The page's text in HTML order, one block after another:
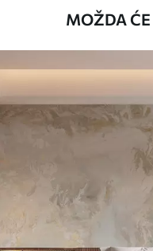
Način primjene
Standard
.00 .00 /m²
56 .6734 .00
Premium vinil
MOŽDA ĆE